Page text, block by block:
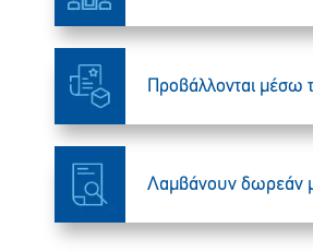
Προβάλλονται μέσω
Λαμβάνουν δωρεάν